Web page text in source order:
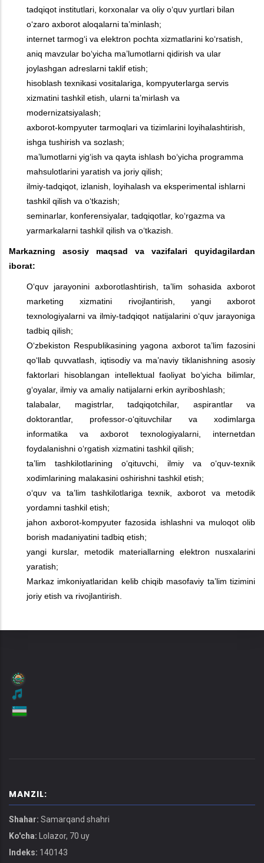
tadqiqot institutlari, korxonalar va oliy o‘quv yurtlari bilan
o‘zaro axborot aloqalarni ta’minlash;
internet tarmog‘i va elektron pochta xizmatlarini ko‘rsatish,
aniq mavzular bo‘yicha ma’lumotlarni qidirish va ular
joylashgan adreslarni taklif etish;
hisoblash texnikasi vositalariga, kompyuterlarga servis
xizmatini tashkil etish, ularni ta’mirlash va
modernizatsiyalash;
axborot-kompyuter tarmoqlari va tizimlarini loyihalashtirish,
ishga tushirish va sozlash;
ma’lumotlarni yig‘ish va qayta ishlash bo‘yicha programma
mahsulotlarini yaratish va joriy qilish;
ilmiy-tadqiqot, izlanish, loyihalash va eksperimental ishlarni
tashkil qilish va o‘tkazish;
seminarlar, konferensiyalar, tadqiqotlar, ko‘rgazma va
yarmarkalarni tashkil qilish va o‘tkazish.
Markazning asosiy maqsad va vazifalari quyidagilardan
iborat:
O‘quv jarayonini axborotlashtirish, ta’lim sohasida axborot
marketing xizmatini rivojlantirish, yangi axborot
texnologiyalarni va ilmiy-tadqiqot natijalarini o‘quv jarayoniga
tadbiq qilish;
O‘zbekiston Respublikasining yagona axborot ta’lim fazosini
qo‘llab quvvatlash, iqtisodiy va ma’naviy tiklanishning asosiy
faktorlari hisoblangan intellektual faoliyat bo‘yicha bilimlar,
g‘oyalar, ilmiy va amaliy natijalarni erkin ayriboshlash;
talabalar, magistrlar, tadqiqotchilar, aspirantlar va
doktorantlar, professor-o‘qituvchilar va xodimlarga
informatika va axborot texnologiyalarni, internetdan
foydalanishni o‘rgatish xizmatini tashkil qilish;
ta’lim tashkilotlarining o‘qituvchi, ilmiy va o‘quv-texnik
xodimlarining malakasini oshirishni tashkil etish;
o‘quv va ta’lim tashkilotlariga texnik, axborot va metodik
yordamni tashkil etish;
jahon axborot-kompyuter fazosida ishlashni va muloqot olib
borish madaniyatini tadbiq etish;
yangi kurslar, metodik materiallarning elektron nusxalarini
yaratish;
Markaz imkoniyatlaridan kelib chiqib masofaviy ta’lim tizimini
joriy etish va rivojlantirish.
MANZIL:
Shahar: Samarqand shahri
Ko'cha: Lolazor, 70 uy
Indeks: 140143